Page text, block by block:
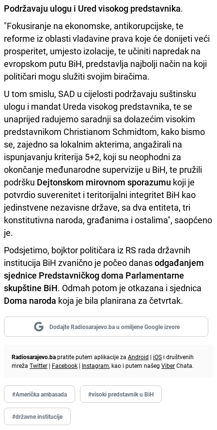
Podržavaju ulogu i Ured visokog predstavnika.
"Fokusiranje na ekonomske, antikorupcijske, te
reforme iz oblasti vladavine prava koje će donijeti veći
prosperitet, umjesto izolacije, te učiniti napredak na
evropskom putu BiH, predstavlja najbolji način na koji
političari mogu služiti svojim biračima.
U tom smislu, SAD u cijelosti podržavaju suštinsku
ulogu i mandat Ureda visokog predstavnika, te se
unaprijed radujemo saradnji sa dolazećim visokim
predstavnikom Christianom Schmidtom, kako bismo
se, zajedno sa lokalnim akterima, angažirali na
ispunjavanju kriterija 5+2, koji su neophodni za
okončanje međunarodne supervizije u BiH, te pružili
podršku Dejtonskom mirovnom sporazumu koji je
potvrdio suverenitet i teritorijalni integritet BiH kao
jedinstvene nezavisne države, sa dva entiteta, tri
konstitutivna naroda, građanima i ostalima", saopćeno
je.
Podsjetimo, bojktor političara iz RS rada državnih
institucija BiH zvanično je počeo danasodgađanjem
sjednice Predstavničkog doma Parlamentarne
skupštine BiH. Odmah potom je otkazana i sjednica
Doma naroda koja je bila planirana za četvrtak.
Dodajte Radiosarajevo.ba u omiljene Google izvore
Radiosarajevo.bapratite putem aplikacije za Android | iOS i društvenih
mreža Twitter | Facebook | Instagram, kao i putem našeg ViberChata.
#Američka ambasada #visoki predstavnik u BiH
#državne institucije